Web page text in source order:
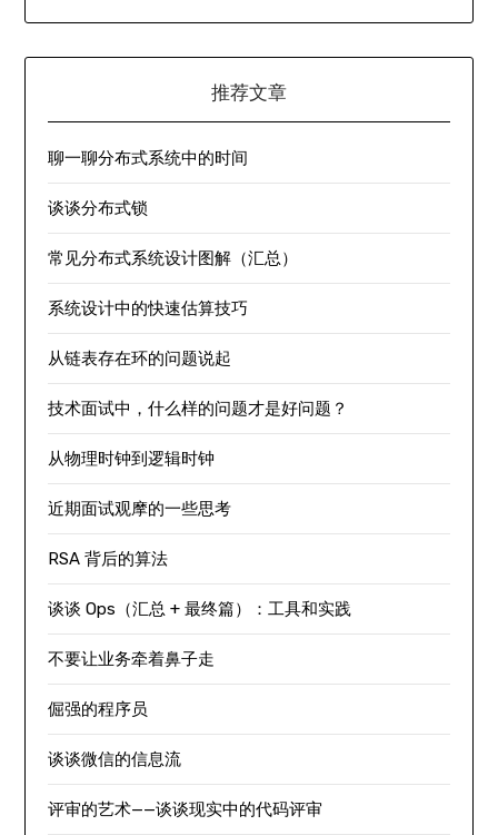
推荐文章
聊一聊分布式系统中的时间
谈谈分布式锁
常见分布式系统设计图解（汇总）
系统设计中的快速估算技巧
从链表存在环的问题说起
技术面试中，什么样的问题才是好问题？
从物理时钟到逻辑时钟
近期面试观摩的一些思考
RSA 背后的算法
谈谈 Ops（汇总 + 最终篇）：工具和实践
不要让业务牵着鼻子走
倔强的程序员
谈谈微信的信息流
评审的艺术——谈谈现实中的代码评审